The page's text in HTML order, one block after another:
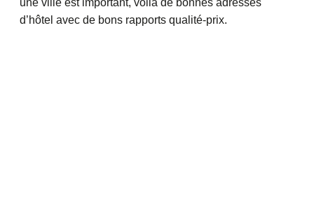
une ville est important, voilà de bonnes adresses
d’hôtel avec de bons rapports qualité-prix.